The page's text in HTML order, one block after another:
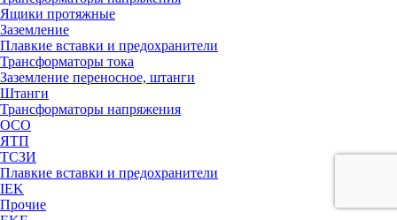
Ящики протяжные
Заземление
Плавкие вставки и предохранители
Трансформаторы тока
Заземление переносное, штанги
Штанги
Трансформаторы напряжения
ОСО
ЯТП
ТСЗИ
Плавкие вставки и предохранители
IEK
Прочие